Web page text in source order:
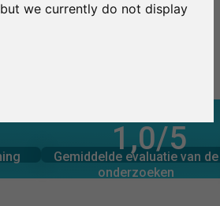
we currently do not display
1,0/5
Gemiddelde evaluatie van de
onderzoeken
0
Aantal beoordelingen